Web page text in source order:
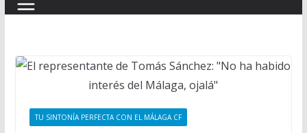
TU SINTONÍA PERFECTA CON EL MÁLAGA CF